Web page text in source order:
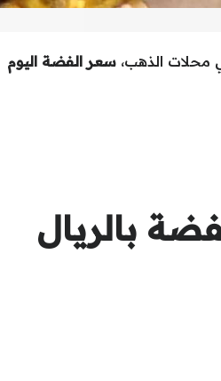
محلات الذهب، سعر الفضة اليوم
بالريال